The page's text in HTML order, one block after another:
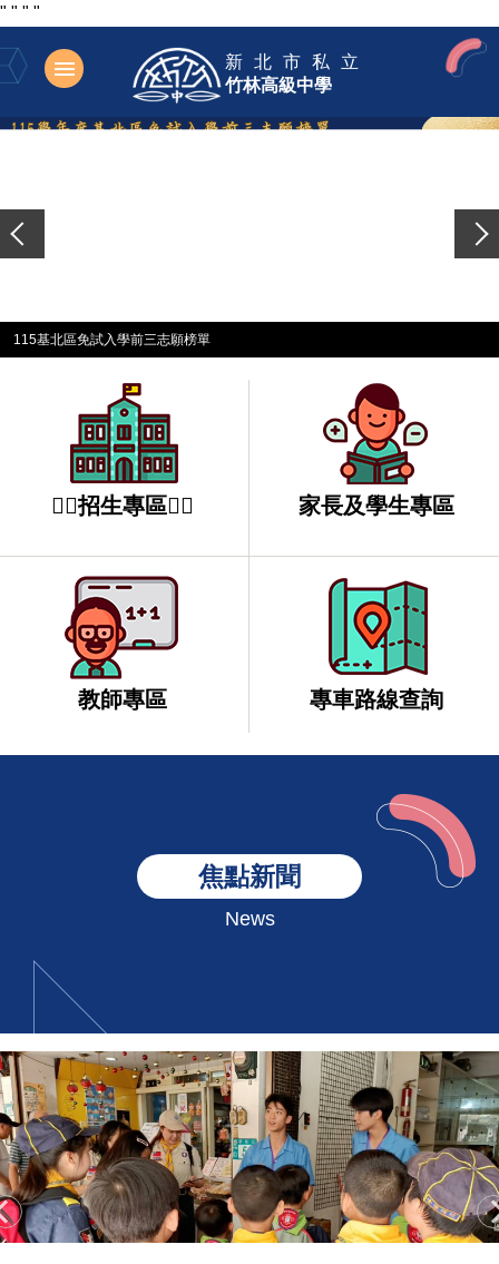
" " " "
跳
到
要
新北市私立
竹林高級中學
115基北區免試入學前三志願榜單
❤️‍🔥招生專區❤️‍🔥 家長及學生專區
教師專區 專車路線查詢
焦點新聞
News